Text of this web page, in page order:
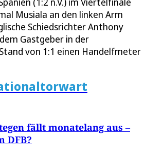
Musiala an den linken Arm
Schiedsrichter Anthony
Gastgeber in der
von 1:1 einen Handelfmeter
fällt monatelang aus –
DFB?